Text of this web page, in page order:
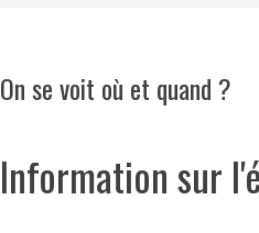
On se voit où et quand ?
Information sur